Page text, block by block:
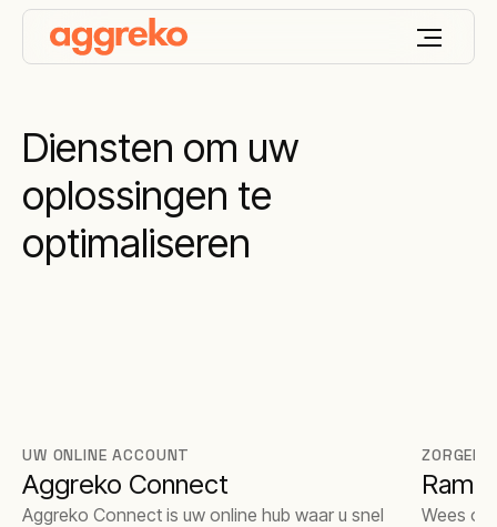
Diensten om uw
oplossingen te
optimaliseren
UW ONLINE ACCOUNT
Aggreko Connect
Aggreko Connect is uw online hub waar u snel
ZORGEN
Wees op